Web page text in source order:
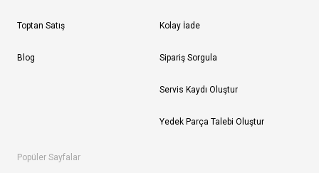
Toptan Satış
Blog
Kolay İade
Sipariş Sorgula
Servis Kaydı Oluştur
Yedek Parça Talebi Oluştur
Popüler Sayfalar